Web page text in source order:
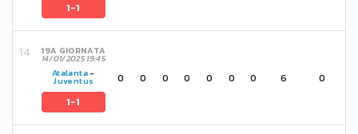
1-1
19A GIORNATA
14/01/2025 19:45
Atalanta-
Juventus
1-1
0 0 0 0 0 0 0 6 0